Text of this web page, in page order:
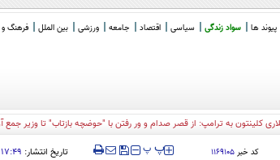
پیوند ها سواد زندگی سیاسی اقتصاد جامعه ورزشی بین الملل فرهنگ و
کلینتون به ترامپ: از قصر صدام و ور رفتن با "حوضچه بازتاب" تا وزیر جمع
کد خبر ۱۱۶۹۱۰۵ ‍‍‍ پ پ تاریخ انتشار: ۱۷:۴۹ - ۱۸-۰۳-۱۴۰۵